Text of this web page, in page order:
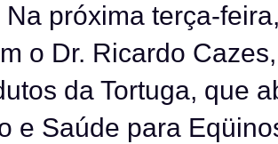
Na próxima terça-
o Dr. Ricardo
da Tortuga, que
e Saúde para